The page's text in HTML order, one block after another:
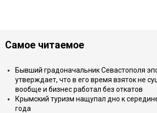
Самое читаемое
Бывший градоначальник Севастополя
утверждает, что в его время взяток не
вообще и бизнес работал без откатов
Крымский туризм нащупал дно к
года